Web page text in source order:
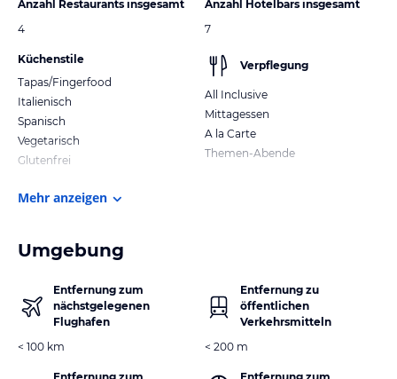
Anzahl Restaurants insgesamt
4
Küchenstile
Tapas/Fingerfood
Italienisch
Spanisch
Vegetarisch
Glutenfrei
Anzahl Hotelbars insgesamt
7
Verpflegung
All Inclusive
Mittagessen
A la Carte
Themen-Abende
Mehr anzeigen
Umgebung
Entfernung zum
nächstgelegenen
Flughafen
< 100 km
Entfernung zu
öffentlichen
Verkehrsmitteln
< 200 m